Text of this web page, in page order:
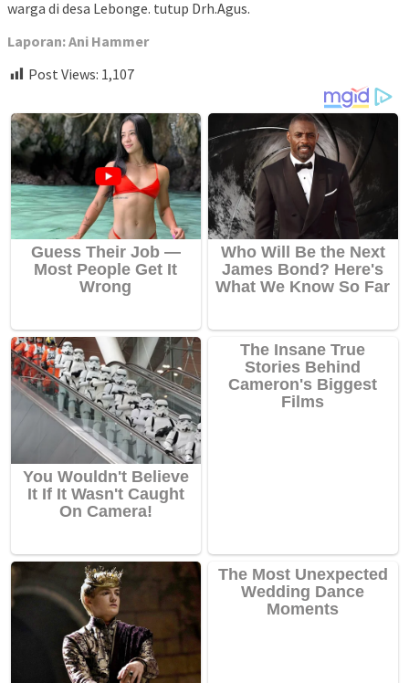
warga di desa Lebonge. tutup Drh.Agus.
Laporan: Ani Hammer
Post Views: 1,107